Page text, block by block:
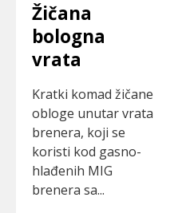
Žičana
bologna
vrata
Kratki komad žičane
obloge unutar vrata
brenera, koji se
koristi kod gasno-
hlađenih MIG
brenera sa...